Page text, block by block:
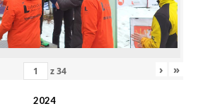
z34 › »
2024